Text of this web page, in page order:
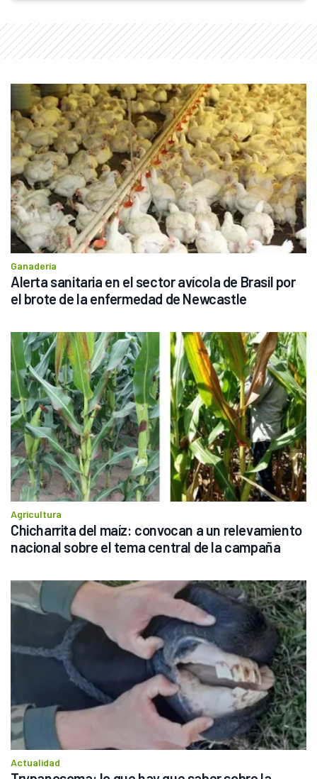
Ganadería
Alerta sanitaria en el sector avícola de Brasil por
el brote de la enfermedad de Newcastle
Agricultura
Chicharrita del maíz: convocan a un relevamiento
nacional sobre el tema central de la campaña
Actualidad